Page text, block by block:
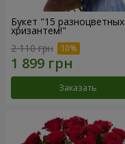
Букет "15 разноцветных
хризантем!"
2 110 грн
Заказать